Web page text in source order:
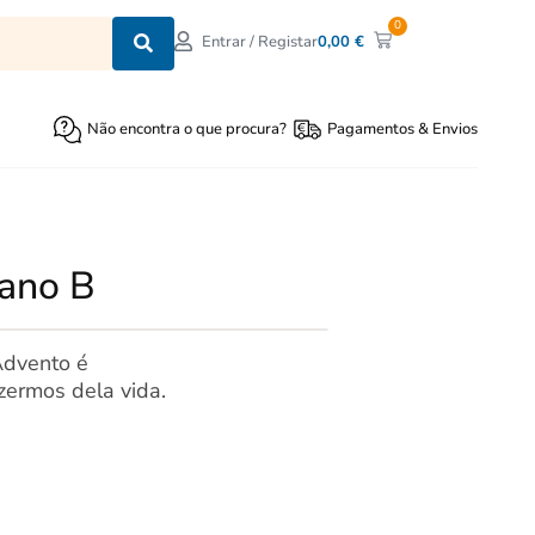
Entrar / Registar0,00€
0
Não encontra o que procura? Pagamentos & Envios
B
é
dela vida.